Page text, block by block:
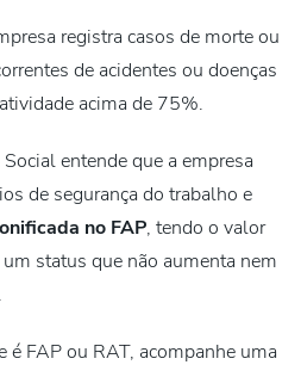
registra casos de morte ou
de acidentes ou doenças
acima de 75%.
entende que a empresa
de segurança do trabalho e
no FAP, tendo o valor
status que não aumenta nem
é FAP ou RAT, acompanhe uma